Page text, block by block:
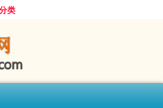
类